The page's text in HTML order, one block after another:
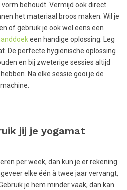
behoudt. Vermijd ook direct
het materiaal broos maken. Wil je
of gebruik je ook wel eens een
een handige oplossing. Leg
De perfecte hygiënische oplossing
en bij zweterige sessies altijd
Na elke sessie gooi je de
jij je yogamat
per week, dan kun je er rekening
elke één à twee jaar vervangt,
je hem minder vaak, dan kan